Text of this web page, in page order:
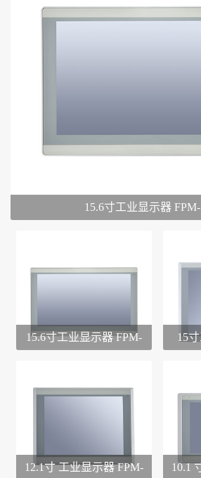
15.6寸工业显示器
15.6寸工业显示器 FPM- 15
12.1寸 工业显示器 FPM- 10.1